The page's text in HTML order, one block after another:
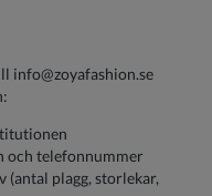
info@zoyafashion.se
och telefonnummer
(antal plagg, storlekar,